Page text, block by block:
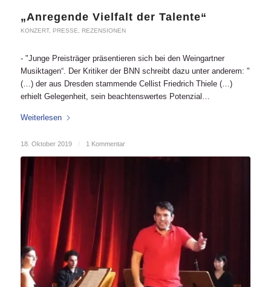
„Anregende Vielfalt der Talente“
KONZERT, PRESSE REZENSIONEN
- "Junge Preisträger präsentieren sich bei den Weingartner
Musiktagen“. Der Kritiker der BNN schreibt dazu unter anderem: "
(…) der aus Dresden stammende Cellist Friedrich Thiele (…)
erhielt Gelegenheit, sein beachtenswertes Potenzial…
Weiterlesen
18. Oktober 2019 / 1 Kommentar